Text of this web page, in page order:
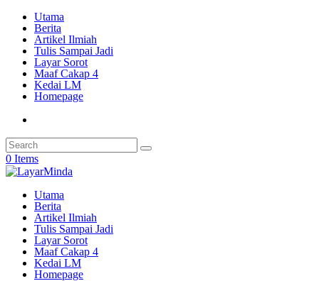
Utama
Berita
Artikel Ilmiah
Tulis Sampai Jadi
Layar Sorot
Maaf Cakap 4
Kedai LM
Homepage
0 Items
Utama
Berita
Artikel Ilmiah
Tulis Sampai Jadi
Layar Sorot
Maaf Cakap 4
Kedai LM
Homepage